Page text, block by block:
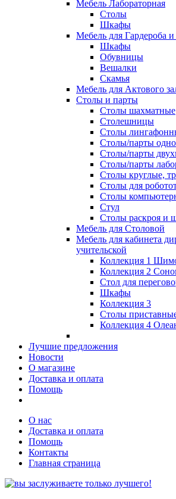
Мебель Лабораторная
Столы
Шкафы
Мебель для Гардероба и
Шкафы
Обувницы
Вешалки
Скамья
Мебель для Актового
Столы и парты
Столы шахматные
Столешницы
Столы
Столы/парты
Столы/парты
Столы/парты
Столы круглые,
Столы для
Столы
Стул
Столы раскроя и
Мебель для Столовой
Мебель для кабинета
учительской
Коллекция 1
Коллекция 2
Стол для
Шкафы
Коллекция 3
Столы
Коллекция 4
Лучшие предложения
Новости
О магазине
Доставка и оплата
Помощь
О нас
Доставка и оплата
Помощь
Контакты
Главная страница